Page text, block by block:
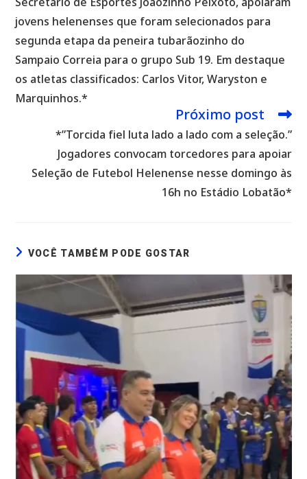
jovens helenenses que foram selecionados para
segunda etapa da peneira tubarãozinho do
Sampaio Correia para o grupo Sub 19. Em destaque
os atletas classificados: Carlos Vitor, Waryston e
Marquinhos.*
Próximo post
*”Torcida fiel luta lado a lado com a seleção.”
Jogadores convocam torcedores para apoiar
Seleção de Futebol Helenense nesse domingo às
16h no Estádio Lobatão*
VOCÊ TAMBÉM PODE GOSTAR